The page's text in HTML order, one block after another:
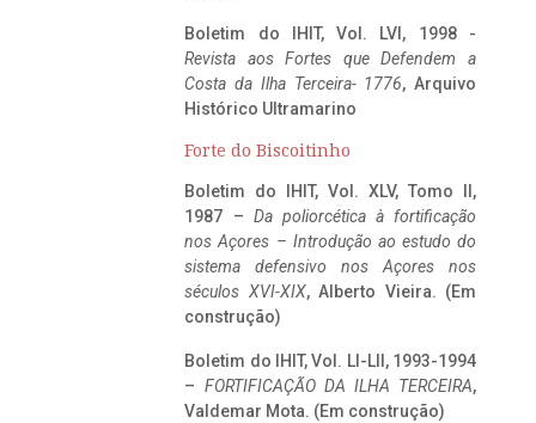
Boletim do IHIT, Vol. LVI, 1998 -
Revista aos Fortes que Defendem a
Costa da Ilha Terceira- 1776, Arquivo
Histórico Ultramarino
Forte do Biscoitinho
Boletim do IHIT, Vol. XLV, Tomo II,
1987 – Da poliorcética à fortificação
nos Açores – Introdução ao estudo do
sistema defensivo nos Açores nos
séculos XVI-XIX, Alberto Vieira. (Em
construção)
Boletim do IHIT, Vol. LI-LII, 1993-1994
– FORTIFICAÇÃO DA ILHA TERCEIRA,
Valdemar Mota. (Em construção)